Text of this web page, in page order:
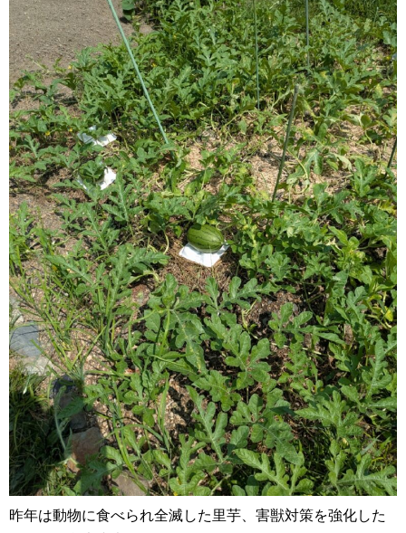
昨年は動物に食べられ全滅した里芋、害獣対策を強化した